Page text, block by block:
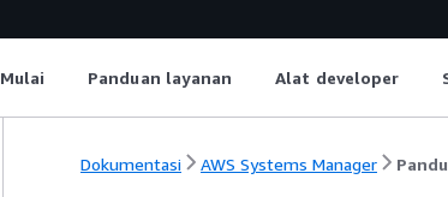
Mulai Panduan layanan Alat developer
Dokumentasi AWS Systems Manager